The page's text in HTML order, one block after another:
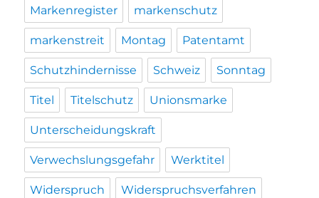
Markenregister markenschutz
markenstreit Montag Patentamt
Schutzhindernisse Schweiz Sonntag
Titel Titelschutz Unionsmarke
Unterscheidungskraft
Verwechslungsgefahr Werktitel
Widerspruch Widerspruchsverfahren